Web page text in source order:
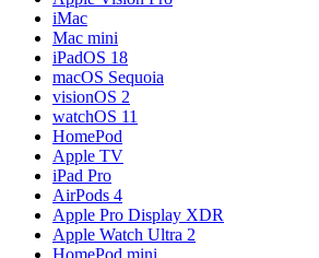
iMac
Mac mini
iPadOS 18
macOS Sequoia
visionOS 2
watchOS 11
HomePod
Apple TV
iPad Pro
AirPods 4
Apple Pro Display XDR
Apple Watch Ultra 2
HomePod mini